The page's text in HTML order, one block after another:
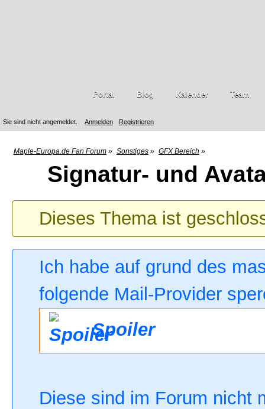
Sie sind nicht angemeldet. Anmelden Registrieren
Portal Blog Kalender Team
Maple-Europa.de Fan Forum » Sonstiges » GFX Bereich »
Signatur- und
Dieses Thema ist
Ich habe auf grund des
folgende Mail-Provider
Spoiler
Diese sind im Forum nicht